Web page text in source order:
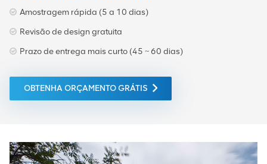
Amostragem rápida (5 a 10 dias)
Revisão de design gratuita
Prazo de entrega mais curto (45 ~ 60 dias)
OBTENHA ORÇAMENTO GRÁTIS